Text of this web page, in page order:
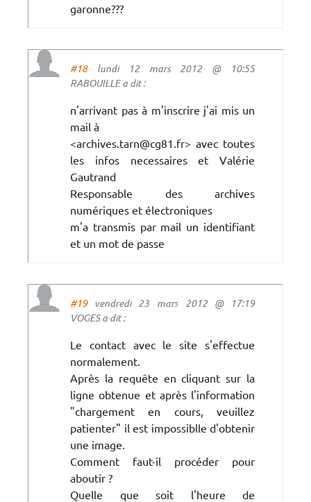
garonne???
#18lundi 12 mars 2012 @ 10:55
RABOUILLE a dit :
n'arrivant pas à m'inscrire j'ai mis un
mail à
<archives.tarn@cg81.fr> avec toutes
les infos necessaires et Valérie
Gautrand
Responsable des archives
numériques et électroniques
m'a transmis par mail un identifiant
et un mot de passe
#19vendredi 23 mars 2012 @ 17:19
VOGES a dit :
Le contact avec le site s'effectue
normalement.
Après la requête en cliquant sur la
ligne obtenue et après l'information
"chargement en cours, veuillez
patienter" il est impossiblle d'obtenir
une image.
Comment faut-il procéder pour
aboutir ?
Quelle que soit l'heure de